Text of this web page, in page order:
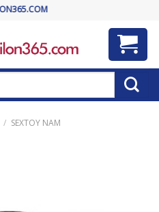
/ SEXTOY NAM